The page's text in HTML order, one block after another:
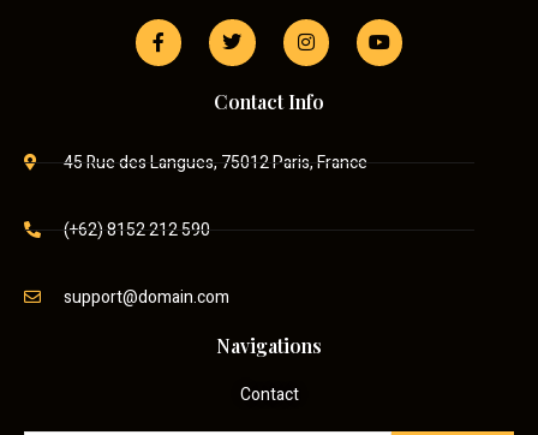
Contact Info
45 Rue des Langues, 75012 Paris, France
(+62) 8152 212 590
support@domain.com
Navigations
Contact